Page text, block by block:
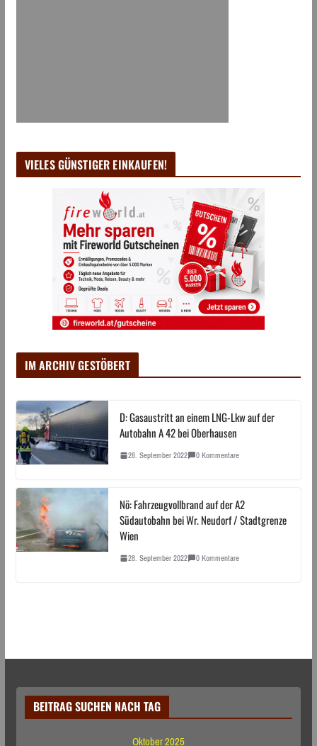
VIELES GÜNSTIGER EINKAUFEN!
IM ARCHIV GESTÖBERT
D: Gasaustritt an einem LNG-Lkw auf der
Autobahn A 42 bei Oberhausen
28. September 2022 0 Kommentare
Nö: Fahrzeugvollbrand auf der A2
Südautobahn bei Wr. Neudorf / Stadtgrenze
Wien
28. September 2022 0 Kommentare
BEITRAG SUCHEN NACH TAG
Oktober 2025